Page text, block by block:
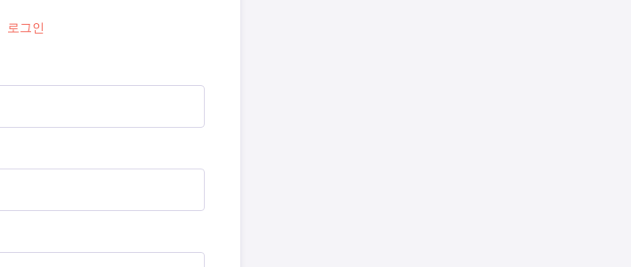
로그인